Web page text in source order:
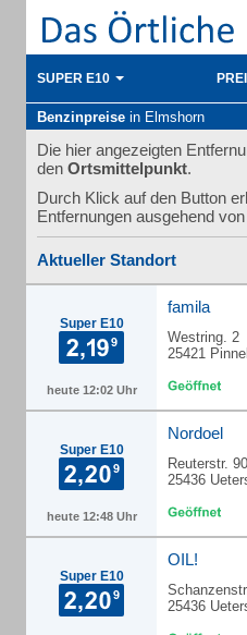
SUPER E10
Benzinpreise in Elmshorn
Die hier angezeigten
den Ortsmittelpunkt.
Durch Klick auf den Button
Entfernungen ausgehend
Aktueller Standort
Super E10
heute 12:02 Uhr
famila
Westring. 2
25421
Super E10
heute 12:48 Uhr
Nordoel
Reuterstr. 90
25436
Super E10
OIL!
25436